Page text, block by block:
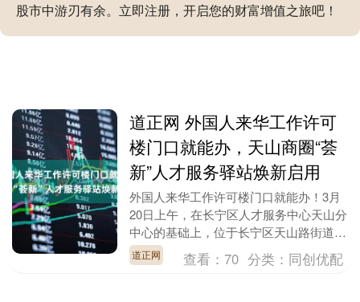
股市中游刃有余。立即注册，开启您的财富增值之旅吧！
道正网 外国人来华工作许可
楼门口就能办，天山商圈“荟
新”人才服务驿站焕新启用
外国人来华工作许可楼门口就能办！3月
20日上午，在长宁区人才服务中心天山分
中心的基础上，位于长宁区天山路街道
的“虹桥人才荟”——天山商圈“荟新”人才
服务驿站焕新....
道正网 查看：70 分类： 同创优配